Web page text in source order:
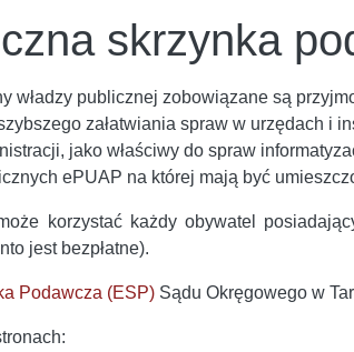
skrzynka
władzy publicznej zobowiązane są
załatwiania spraw w urzędach i
jako właściwy do spraw
ePUAP na której mają być
korzystać każdy obywatel
jest bezpłatne).
Podawcza (ESP) Sądu Okręgowego w